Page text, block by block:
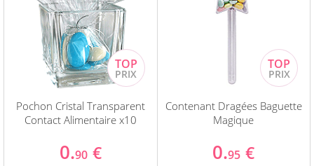
Pochon Cristal Transparent
Contact Alimentaire x10
0.90 €
Contenant Dragées Baguette
Magique
0.95 €